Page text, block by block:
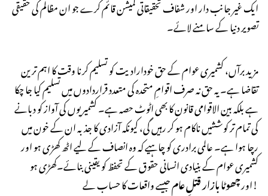
ایک غیر جانب دار اور شفاف تحقیقاتی کمیشن قائم کرے جو ان مظالم کی حقیقی
تصویر دنیا کے سامنے لائے۔
مزید برآں، کشمیری عوام کے حق خودارادیت کو تسلیم کرنا وقت کا اہم ترین
تقاضا ہے۔ یہ حق نہ صرف اقوامِ متحدہ کی متعدد قراردادوں میں تسلیم کیا جا چکا
ہے بلکہ بین الاقوامی قانون کا بھی اٹوٹ حصہ ہے۔ کشمیریوں کی آواز کو دبانے
کی تمام تر کوششیں ناکام ہو کر رہیں گی، کیونکہ آزادی کا جذبہ ان کے خون میں
رچا ہوا ہے۔ عالمی برادری کو چاہیے کہ وہ انصاف کے لیے اٹھ کھڑی ہو اور
کشمیری عوام کے بنیادی انسانی حقوق کے تحفظ کو یقینی بنائے۔کھڑی ہو
اورچھوٹا بازار قتلِ عام جیسے واقعات کا حساب لے!